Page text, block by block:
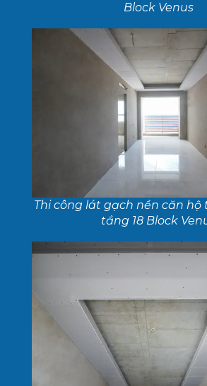
Block Venus
Thi công lát gạch nền căn hộ
tầng 18 Block